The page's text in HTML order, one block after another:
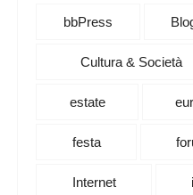
bbPress
Cultura & Società
estate
festa
Internet